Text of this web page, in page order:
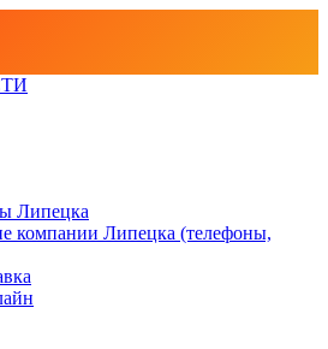
Липецка
компании Липецка (телефоны,